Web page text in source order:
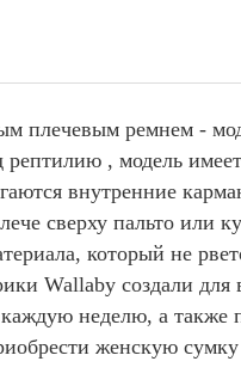
плечевым ремнем -
, модель
внутренние
сверху пальто или
который не
Wallaby создали для
неделю, а также
женскую